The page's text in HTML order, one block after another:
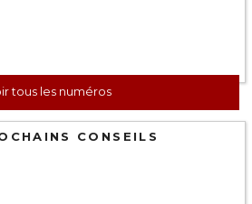
tous les numéros
CONSEILS